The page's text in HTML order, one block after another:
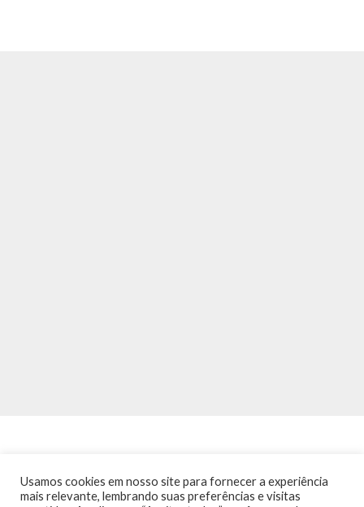
Usamos cookies em nosso site para fornecer a experiência
mais relevante, lembrando suas preferências e visitas